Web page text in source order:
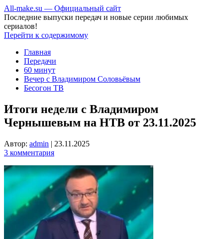
All-make.su — Официальный сайт
Последние выпуски передач и новые серии любимых
сериалов!
Перейти к содержимому
Главная
Передачи
60 минут
Вечер с Владимиром Соловьёвым
Бесогон ТВ
Итоги недели с Владимиром
Чернышевым на НТВ от 23.11.2025
Автор: admin | 23.11.2025
3 комментария